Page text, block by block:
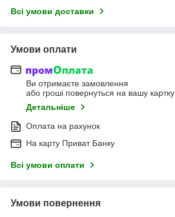
Всі умови доставки
Умови оплати
Ви отримаєте замовлення
або гроші повернуться на вашу картку
Детальніше
Оплата на рахунок
На карту Приват Банку
Всі умови оплати
Умови повернення